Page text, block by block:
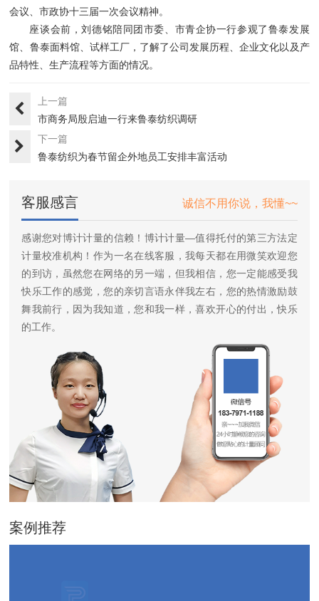
会议、市政协十三届一次会议精神。
座谈会前，刘德铭陪同团市委、市青企协一行参观了鲁泰发展
馆、鲁泰面料馆、试样工厂，了解了公司发展历程、企业文化以及产
品特性、生产流程等方面的情况。
上一篇
市商务局殷启迪一行来鲁泰纺织调研
下一篇
鲁泰纺织为春节留企外地员工安排丰富活动
客服感言 诚信不用你说，我懂~~
感谢您对博计计量的信赖！博计计量—值得托付的第三方法定
计量校准机构！作为一名在线客服，我每天都在用微笑欢迎您
的到访，虽然您在网络的另一端，但我相信，您一定能感受我
快乐工作的感觉，您的亲切言语永伴我左右，您的热情激励鼓
舞我前行，因为我知道，您和我一样，喜欢开心的付出，快乐
的工作。
案例推荐